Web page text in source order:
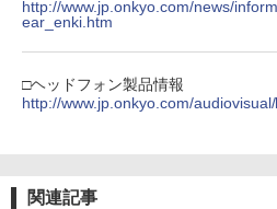
http://www.jp.onkyo.com/news/
ear_enki.htm
□ヘッドフォン製品情報
http://www.jp.onkyo.com/
関連記事